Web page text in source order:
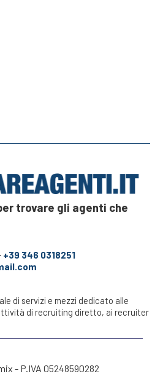
trovare gli agenti che
+39 346 0318251
di servizi e mezzi dedicato alle
di recruiting diretto, ai recruiter
- P.IVA 05248590282